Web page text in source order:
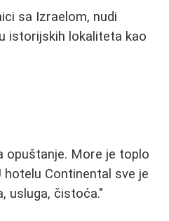
sa Izraelom, nudi
istorijskih lokaliteta kao
opuštanje. More je toplo
hotelu Continental sve je
usluga, čistoća."